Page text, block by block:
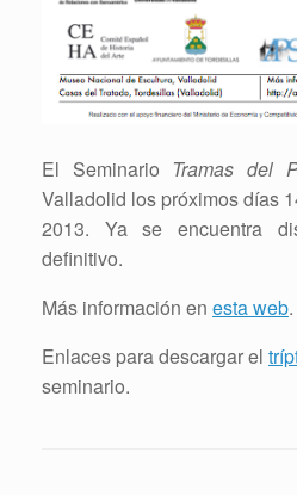
El Seminario Tramas del
Valladolid los próximos días
2013. Ya se encuentra
definitivo.
Más información en esta web.
Enlaces para descargar el
seminario.